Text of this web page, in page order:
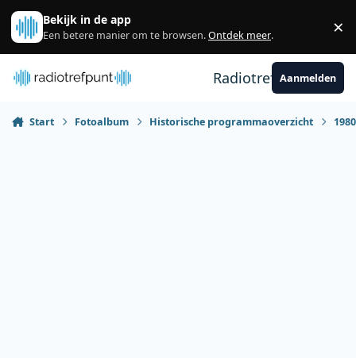
Spring naar bijdragen
Bekijk in de app
Een betere manier om te browsen.Ontdek meer. ×
RadiotrefpuntAanmelden
Start Fotoalbum Historische programmaoverzicht 1980